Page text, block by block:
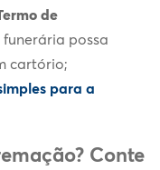
de
possa
cartório;
para a
Conte